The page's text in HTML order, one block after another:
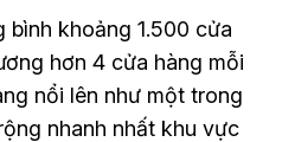
khoảng 1.500 cửa
hơn 4 cửa hàng mỗi
nổi lên như một trong
nhanh nhất khu vực